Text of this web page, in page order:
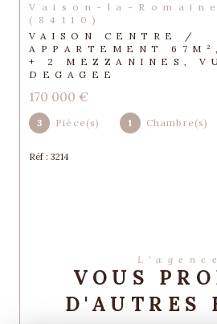
Vaison-la-Romaine
(84110)
VAISON CENTRE /
APPARTEMENT 67M²,
+ 2 MEZZANINES,
DEGAGEE
170 000 €
3 Pièce(s) 1 Chambre(s)
Réf : 3214
L'agence
VOUS
D'AUTRES